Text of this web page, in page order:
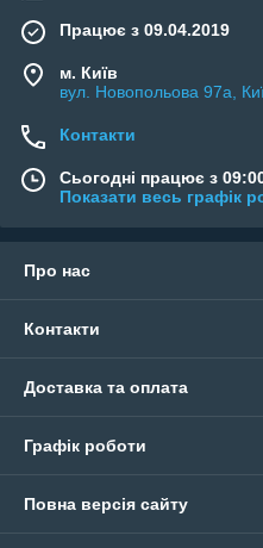
Працює з 09.04.2019
м. Київ
вул. Новопольова 97а,
Контакти
Сьогодні працює з
Показати весь графік
Про нас
Контакти
Доставка та оплата
Графік роботи
Повна версія сайту